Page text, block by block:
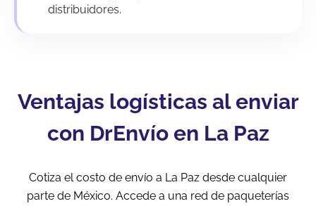
distribuidores.
Ventajas logísticas al enviar
con DrEnvío en La Paz
Cotiza el costo de envío a La Paz desde cualquier
parte de México. Accede a una red de paqueterías